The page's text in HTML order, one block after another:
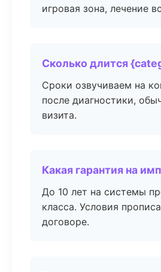
игровая зона, лечение
Сколько длится
Сроки озвучиваем на
после диагностики,
визита.
Какая гарантия на
До 10 лет на системы
класса. Условия
договоре.